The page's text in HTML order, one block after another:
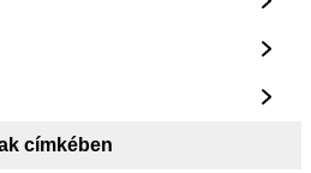
címkében